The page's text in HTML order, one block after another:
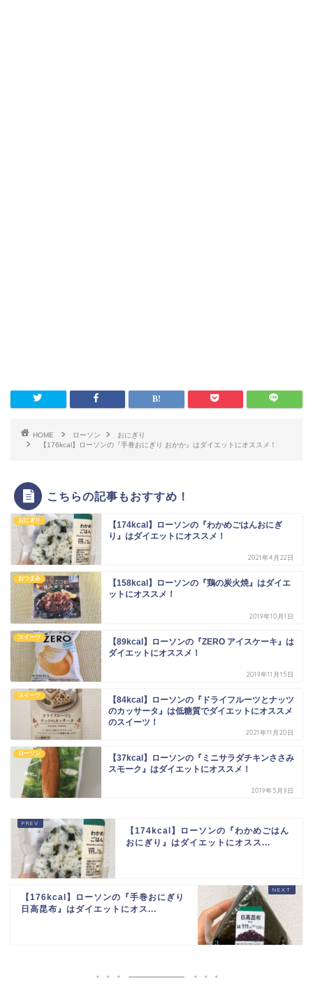
HOME ローソン
おにぎり
【176kcal】ローソンの『手巻おにぎり おかか』はダイエットにオススメ！
こちらの記事もおすすめ！
おにぎり
【174kcal】ローソンの『わかめごはんおにぎ
り』はダイエットにオススメ！
2021年4月22日
おつまみ
【158kcal】ローソンの『鶏の炭火焼』はダイエ
ットにオススメ！
2019年10月1日
スイーツ
【89kcal】ローソンの『ZERO アイスケーキ』は
ダイエットにオススメ！
2019年11月15日
スイーツ
【84kcal】ローソンの『ドライフルーツとナッツ
のカッサータ』は低糖質でダイエットにオススメ
のスイーツ！
2021年11月20日
ローソン
【37kcal】ローソンの『ミニサラダチキンささみ
スモーク』はダイエットにオススメ！
2019年5月9日
【174kcal】ローソンの『わかめごはん
おにぎり』はダイエットにオスス...
【176kcal】ローソンの『手巻おにぎり
日高昆布』はダイエットにオス...